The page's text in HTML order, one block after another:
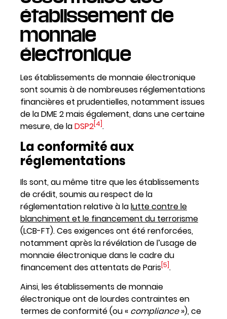
établissement de
monnaie
électronique
Les établissements de monnaie électronique
sont soumis à de nombreuses réglementations
financières et prudentielles, notamment issues
de la DME 2 mais également, dans une certaine
mesure, de laDSP2 [4] .
La conformité aux
réglementations
Ils sont, au même titre que les établissements
de crédit, soumis au respect de la
réglementation relative à lalutte contre le
blanchiment et le financement du terrorisme
(LCB-FT). Ces exigences ont été renforcées,
notamment après la révélation de l’usage de
monnaie électronique dans le cadre du
financement des attentats de Paris [5] .
Ainsi, les établissements de monnaie
électronique ont de lourdes contraintes en
termes de conformité (ou « compliance»), ce